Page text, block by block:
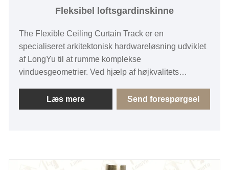
Fleksibel loftsgardinskinne
The Flexible Ceiling Curtain Track er en
specialiseret arkitektonisk hardwareløsning udviklet
af LongYu til at rumme komplekse
vinduesgeometrier. Ved hjælp af højkvalitets
integritet til buede eller karnapapplikationer. Bakket
op af LongYus vertikalt integrerede
Læs mere Send forespørgsel